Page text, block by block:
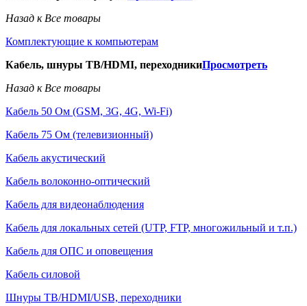
Назад к Все товары
Комплектующие к компьютерам
Кабель, шнуры ТВ/HDMI, переходникиПросмотреть
Назад к Все товары
Кабель 50 Ом (GSM, 3G, 4G, Wi-Fi)
Кабель 75 Ом (телевизионный)
Кабель акустический
Кабель волоконно-оптический
Кабель для видеонаблюдения
Кабель для локальных сетей (UTP, FTP, многожильный и т.п.)
Кабель для ОПС и оповещения
Кабель силовой
Шнуры ТВ/HDMI/USB, переходники